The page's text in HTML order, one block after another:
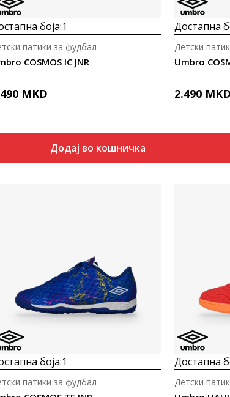
боја:1
COSMOS IC JNR
патики за фудбал
MKD
Додај во кошничка
Достапна
Umbro
Детски
2.490 MKD
Uporedi
боја:1
патики за фудбал
Достапна
Детски